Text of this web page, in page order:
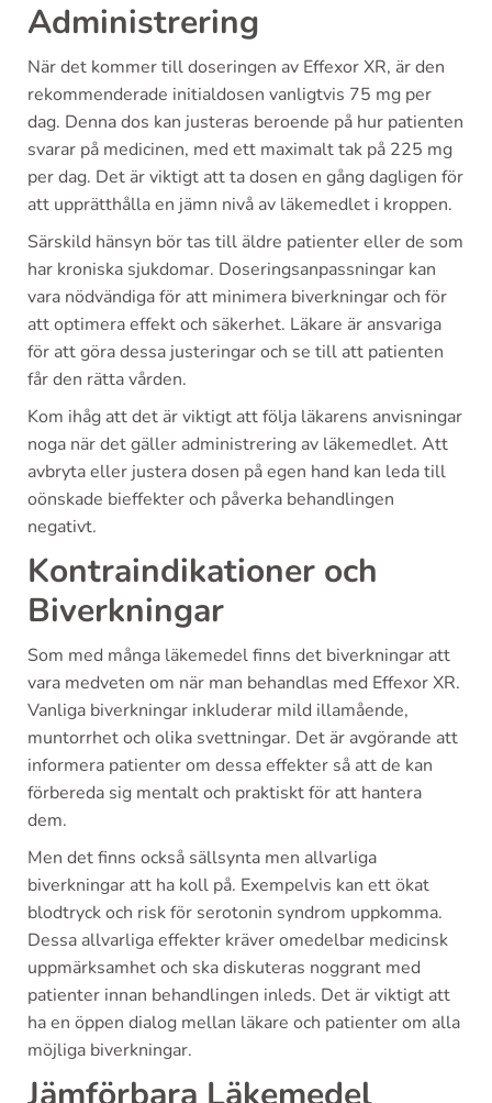
Administrering
När det kommer till doseringen av Effexor XR, är den
rekommenderade initialdosen vanligtvis 75 mg per
dag. Denna dos kan justeras beroende på hur patienten
svarar på medicinen, med ett maximalt tak på 225 mg
per dag. Det är viktigt att ta dosen en gång dagligen för
att upprätthålla en jämn nivå av läkemedlet i kroppen.
Särskild hänsyn bör tas till äldre patienter eller de som
har kroniska sjukdomar. Doseringsanpassningar kan
vara nödvändiga för att minimera biverkningar och för
att optimera effekt och säkerhet. Läkare är ansvariga
för att göra dessa justeringar och se till att patienten
får den rätta vården.
Kom ihåg att det är viktigt att följa läkarens anvisningar
noga när det gäller administrering av läkemedlet. Att
avbryta eller justera dosen på egen hand kan leda till
oönskade bieffekter och påverka behandlingen
negativt.
Kontraindikationer och
Biverkningar
Som med många läkemedel finns det biverkningar att
vara medveten om när man behandlas med Effexor XR.
Vanliga biverkningar inkluderar mild illamående,
muntorrhet och olika svettningar. Det är avgörande att
informera patienter om dessa effekter så att de kan
förbereda sig mentalt och praktiskt för att hantera
dem.
Men det finns också sällsynta men allvarliga
biverkningar att ha koll på. Exempelvis kan ett ökat
blodtryck och risk för serotonin syndrom uppkomma.
Dessa allvarliga effekter kräver omedelbar medicinsk
uppmärksamhet och ska diskuteras noggrant med
patienter innan behandlingen inleds. Det är viktigt att
ha en öppen dialog mellan läkare och patienter om alla
möjliga biverkningar.